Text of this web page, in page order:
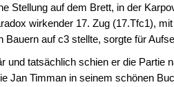
Stellung auf dem Brett, in der
wirkender 17. Zug (17.Tfc1),
Bauern auf c3 stellte, sorgte für
und tatsächlich schien er die Partie
Jan Timman in seinem schönen